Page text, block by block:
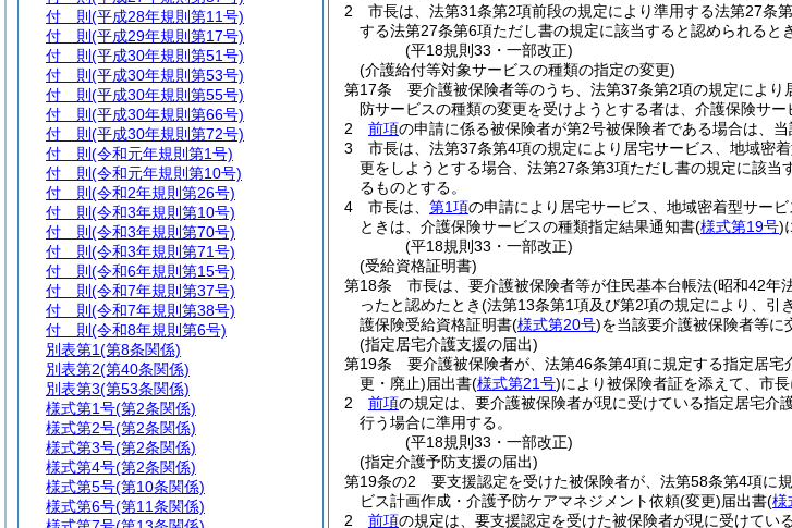
2
市長は、法第31条第2項前段の規定により準用する法第27条
する法第27条第6項ただし書の規定に該当すると認められると
(平18規則33・一部改正)
(介護給付等対象サービスの種類の指定の変更)
第17条
要介護被保険者等のうち、法第37条第2項の規定によ
防サービスの種類の変更を受けようとする者は、介護保険サ
2
前項の申請に係る被保険者が第2号被保険者である場合は、
3
市長は、法第37条第4項の規定により居宅サービス、地域密
更をしようとする場合、法第27条第3項ただし書の規定に該当
るものとする。
4
市長は、 第1項の申請により居宅サービス、地域密着型サー
ときは、介護保険サービスの種類指定結果通知書(様式第19号)
(平18規則33・一部改正)
(受給資格証明書)
第18条
市長は、要介護被保険者等が住民基本台帳法(昭和42年
ったと認めたとき(法第13条第1項及び第2項の規定により、引
護保険受給資格証明書(様式第20号)を当該要介護被保険者等に
(指定居宅介護支援の届出)
第19条
要介護被保険者が、法第46条第4項に規定する指定居
更・廃止)届出書(様式第21号)により被保険者証を添えて、市
2
前項の規定は、要介護被保険者が現に受けている指定居宅介
行う場合に準用する。
(平18規則33・一部改正)
(指定介護予防支援の届出)
第19条の2
要支援認定を受けた被保険者が、法第58条第4項に
ビス計画作成・介護予防ケアマネジメント依頼(変更)届出書(様
2
前項の規定は、要支援認定を受けた被保険者が現に受けてい
付 則 (平成28年規則第11号)
付 則 (平成29年規則第17号)
付 則 (平成30年規則第51号)
付 則 (平成30年規則第53号)
付 則 (平成30年規則第55号)
付 則 (平成30年規則第66号)
付 則 (平成30年規則第72号)
付 則 (令和元年規則第1号)
付 則 (令和元年規則第10号)
付 則 (令和2年規則第26号)
付 則 (令和3年規則第10号)
付 則 (令和3年規則第70号)
付 則 (令和3年規則第71号)
付 則 (令和6年規則第15号)
付 則 (令和7年規則第37号)
付 則 (令和7年規則第38号)
付 則 (令和8年規則第6号)
別表第1(第8条関係)
別表第2(第40条関係)
別表第3(第53条関係)
様式第1号(第2条関係)
様式第2号(第2条関係)
様式第3号(第2条関係)
様式第4号(第2条関係)
様式第5号(第10条関係)
様式第6号(第11条関係)